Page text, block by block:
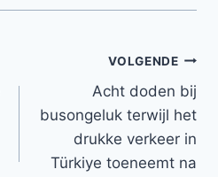
VOLGENDE
Acht doden bij
busongeluk terwijl het
drukke verkeer in
Türkiye toeneemt na